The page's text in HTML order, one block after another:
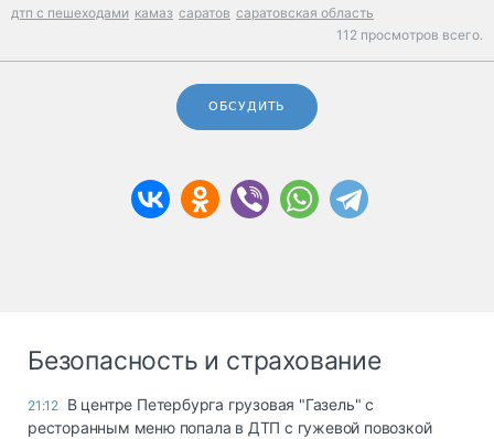
дтп с пешеходами камаз саратов саратовская область
112 просмотров всего.
ОБСУДИТЬ
Безопасность и страхование
21:12 В центре Петербурга грузовая "Газель" с
ресторанным меню попала в ДТП с гужевой повозкой